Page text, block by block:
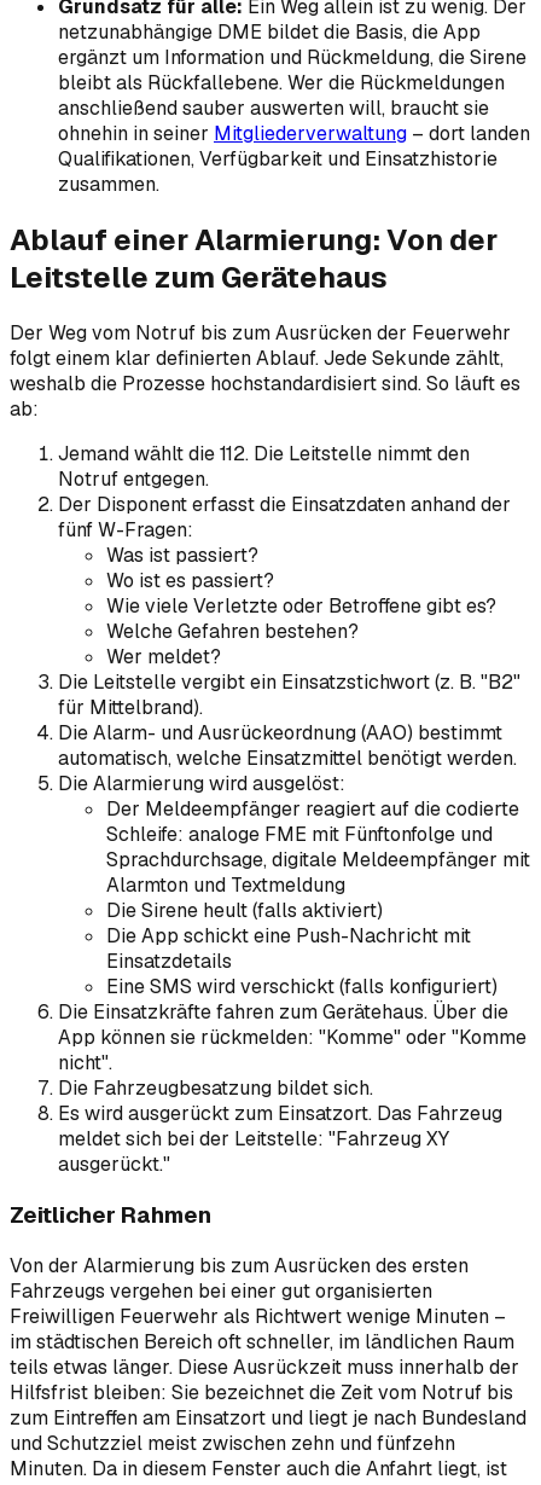
Grundsatz für alle: Ein Weg allein ist zu wenig. Der
netzunabhängige DME bildet die Basis, die App
ergänzt um Information und Rückmeldung, die Sirene
bleibt als Rückfallebene. Wer die Rückmeldungen
anschließend sauber auswerten will, braucht sie
ohnehin in seiner Mitgliederverwaltung – dort landen
Qualifikationen, Verfügbarkeit und Einsatzhistorie
zusammen.
Ablauf einer Alarmierung: Von der
Leitstelle zum Gerätehaus
Der Weg vom Notruf bis zum Ausrücken der Feuerwehr
folgt einem klar definierten Ablauf. Jede Sekunde zählt,
weshalb die Prozesse hochstandardisiert sind. So läuft es
ab:
Jemand wählt die 112. Die Leitstelle nimmt den
Notruf entgegen.
Der Disponent erfasst die Einsatzdaten anhand der
fünf W-Fragen:
Was ist passiert?
Wo ist es passiert?
Wie viele Verletzte oder Betroffene gibt es?
Welche Gefahren bestehen?
Wer meldet?
Die Leitstelle vergibt ein Einsatzstichwort (z. B. "B2"
für Mittelbrand).
Die Alarm- und Ausrückeordnung (AAO) bestimmt
automatisch, welche Einsatzmittel benötigt werden.
Die Alarmierung wird ausgelöst:
Der Meldeempfänger reagiert auf die codierte
Schleife: analoge FME mit Fünftonfolge und
Sprachdurchsage, digitale Meldeempfänger mit
Alarmton und Textmeldung
Die Sirene heult (falls aktiviert)
Die App schickt eine Push-Nachricht mit
Einsatzdetails
Eine SMS wird verschickt (falls konfiguriert)
Die Einsatzkräfte fahren zum Gerätehaus. Über die
App können sie rückmelden: "Komme" oder "Komme
nicht".
Die Fahrzeugbesatzung bildet sich.
Es wird ausgerückt zum Einsatzort. Das Fahrzeug
meldet sich bei der Leitstelle: "Fahrzeug XY
ausgerückt."
Zeitlicher Rahmen
Von der Alarmierung bis zum Ausrücken des ersten
Fahrzeugs vergehen bei einer gut organisierten
Freiwilligen Feuerwehr als Richtwert wenige Minuten –
im städtischen Bereich oft schneller, im ländlichen Raum
teils etwas länger. Diese Ausrückzeit muss innerhalb der
Hilfsfrist bleiben: Sie bezeichnet die Zeit vom Notruf bis
zum Eintreffen am Einsatzort und liegt je nach Bundesland
und Schutzziel meist zwischen zehn und fünfzehn
Minuten. Da in diesem Fenster auch die Anfahrt liegt, ist